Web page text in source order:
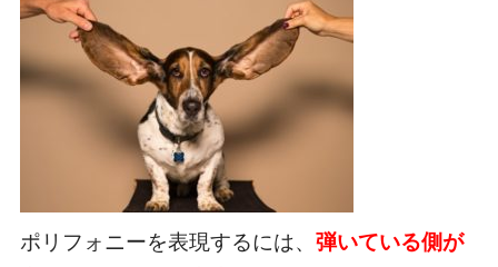
ポリフォニーを表現するには、 弾いている側が